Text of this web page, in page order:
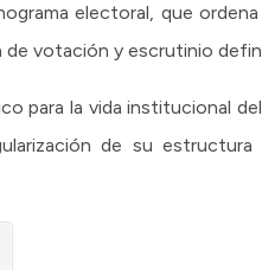
electoral, que
de votación y escrutinio
para la vida institucional
de su